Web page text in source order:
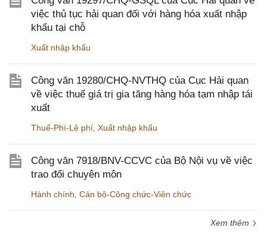
việc thủ tục hải quan đối với hàng hóa xuất nhập
khẩu tại chỗ
Xuất nhập khẩu
Công văn 19280/CHQ-NVTHQ của Cục Hải quan
về việc thuế giá trị gia tăng hàng hóa tạm nhập tái
xuất
Thuế-Phí-Lệ phí Xuất nhập khẩu
Công văn 7918/BNV-CCVC của Bộ Nội vụ về việc
trao đổi chuyên môn
Hành chính Cán bộ-Công chức-Viên chức
Xem thêm